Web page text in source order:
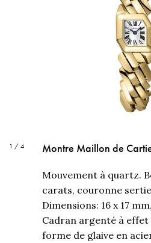
1 / 4 Montre Maillon de
Mouvement à quartz.
carats, couronne
Dimensions: 16 x 17
Cadran argenté à effet
forme de glaive en